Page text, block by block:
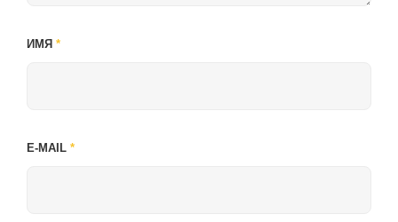
ИМЯ *
E-MAIL *